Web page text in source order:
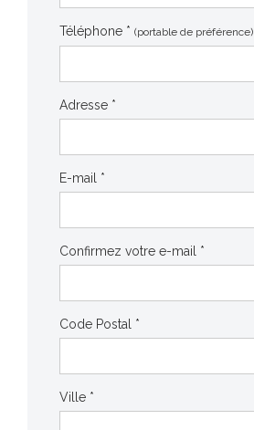
Téléphone * (portable de préférence)
Adresse *
E-mail *
Confirmez votre e-mail *
Code Postal *
Ville *